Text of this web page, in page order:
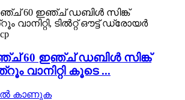
60 ഇഞ്ച് ഡബിൾ സിങ്ക്
വാനിറ്റി കൂടെ ...
കാണുക